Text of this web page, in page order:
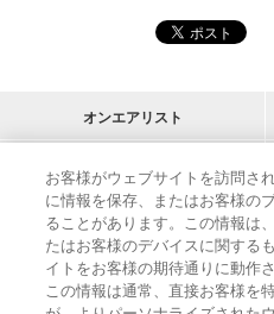
オンエアリスト
プログラムリスト
アーティストリスト
M-
インフォメーション |
MUSIC ON! TV（エムオ
お客様がウェブサイトを訪問さ
に情報を保存、またはお客様の
ることがあります。この情報は
たはお客様のデバイスに関する
イトをお客様の期待通りに動作
この情報は通常、直接お客様を